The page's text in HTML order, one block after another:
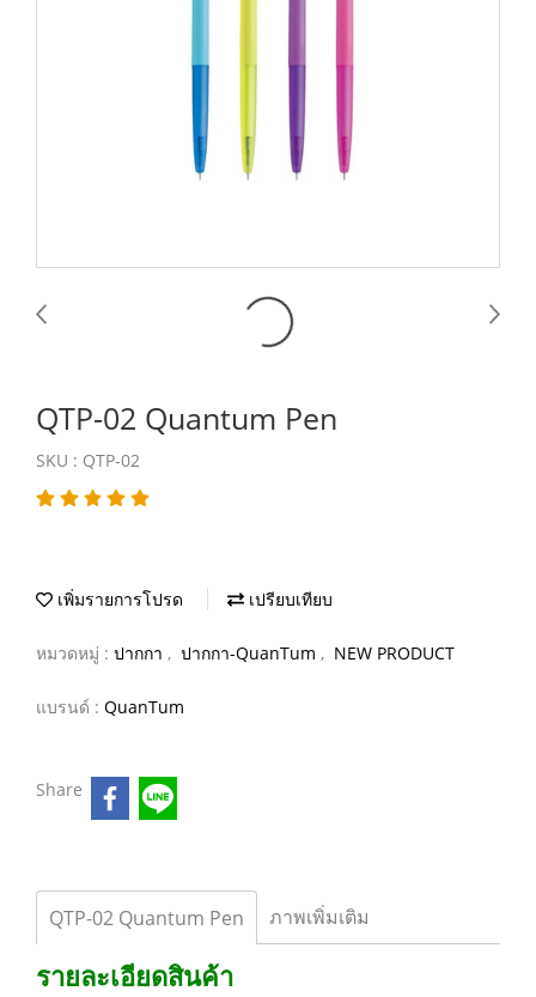
QTP-02 Quantum Pen
SKU : QTP-02
เพิ่มรายการโปรด เปรียบเทียบ
หมวดหมู่ : ปากกา , ปากกา-QuanTum , NEW PRODUCT
แบรนด์ : QuanTum
Share
QTP-02 Quantum Pen ภาพเพิ่มเติม
รายละเอียดสินค้า